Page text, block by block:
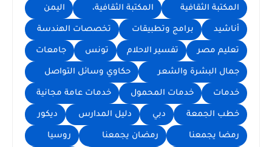
المكتبة الثقافية المكتبة الثقافية، اليمن
أناشيد برامج وتطبيقات تخصصات الهندسة
تعليم مصر تفسير الاحلام تونس جامعات
جمال البشرة والشعر حكاوي وسائل التواصل
خدمات خدمات المحمول خدمات عامة مجانية
خطب الجمعة دبي دليل المدارس ديكور
رمضا يجمعنا رمضان يجمعنا روسيا